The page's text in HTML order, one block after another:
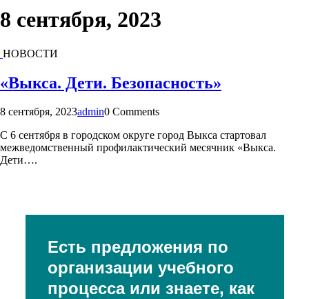
8 сентября, 2023
НОВОСТИ
«Выкса. Дети. Безопасность»
8 сентября, 2023admin0 Comments
С 6 сентября в городском округе город Выкса стартовал
межведомственный профилактический месячник «Выкса.
Дети….
Есть предложения по
организации учебного
процесса или знаете, как